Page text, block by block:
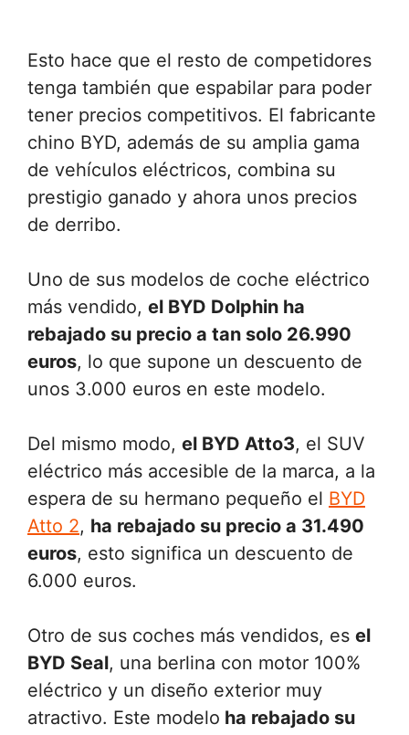
Esto hace que el resto de competidores
tenga también que espabilar para poder
tener precios competitivos. El fabricante
chino BYD, además de su amplia gama
de vehículos eléctricos, combina su
prestigio ganado y ahora unos precios
de derribo.
Uno de sus modelos de coche eléctrico
más vendido, el BYD Dolphin ha
rebajado su precio a tan solo 26.990
euros, lo que supone un descuento de
unos 3.000 euros en este modelo.
Del mismo modo, el BYD Atto3, el SUV
eléctrico más accesible de la marca, a la
espera de su hermano pequeño el BYD
Atto 2, ha rebajado su precio a 31.490
euros, esto significa un descuento de
6.000 euros.
Otro de sus coches más vendidos, es el
BYD Seal, una berlina con motor 100%
eléctrico y un diseño exterior muy
atractivo. Este modelo ha rebajado su